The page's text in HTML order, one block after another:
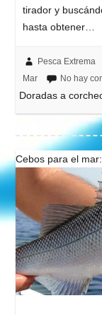
tirador y
hasta obtener…
Pesca Extrema
Mar
No hay
Doradas a
Cebos para el